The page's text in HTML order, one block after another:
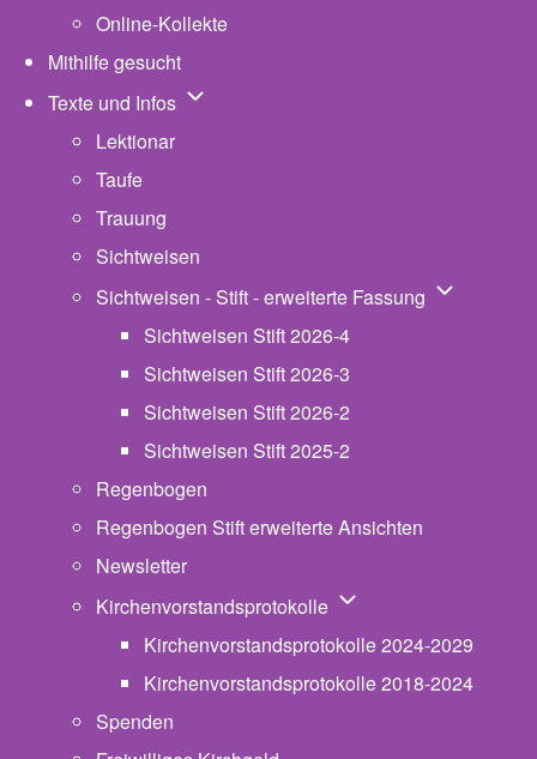
Online-Kollekte
Mithilfe gesucht
Texte und Infos Unternavigation von Texte und Infos
Lektionar
Taufe
Trauung
Sichtweisen
Sichtweisen - Stift - erweiterte Fassung
Sichtweisen Stift 2026-4
Sichtweisen Stift 2026-3
Sichtweisen Stift 2026-2
Sichtweisen Stift 2025-2
Regenbogen
Regenbogen Stift erweiterte Ansichten
Newsletter
Kirchenvorstandsprotokolle Unternavigation von
Kirchenvorstandsprotokolle 2024-2029
Kirchenvorstandsprotokolle 2018-2024
Spenden